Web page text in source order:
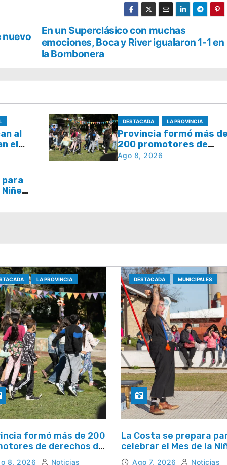
En un Superclásico con muchas
emociones, Boca y River igualaron 1-1 en
la Bombonera
nuevo
al
el
DESTACADA LA PROVINCIA
Provincia formó más
200 promotores de
derechos de niñas,
Ago 8, 2026
para
LA PROVINCIA
formó más de 200
de derechos de
niños y adolescentes
8, 2026 Noticias
DESTACADA MUNICIPALES
La Costa se prepara
celebrar el Mes de la
con juegos y
Ago 7, 2026 Noticias